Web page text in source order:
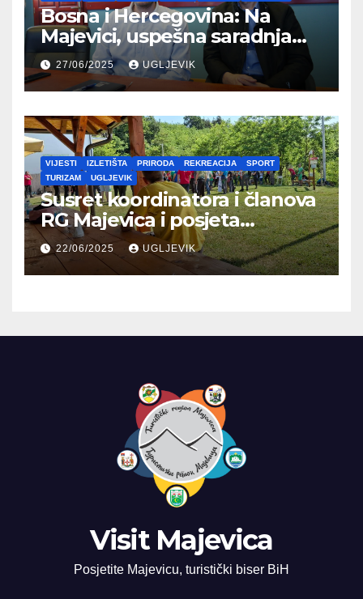
Bosna i Hercegovina: Na
Majevici, uspešna saradnja
između opština dva entiteta
27/06/2025 UGLJEVIK
VIJESTI IZLETIŠTA PRIRODA REKREACIJA
SPORT
TURIZAM
UGLJEVIK
Susret koordinatora i članova
RG Majevica i posjeta
Planinarskom domu
22/06/2025 UGLJEVIK
Visit Majevica
Posjetite Majevicu, turistički biser BiH